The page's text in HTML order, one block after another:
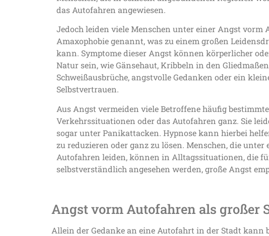
das Autofahren angewiesen.
Jedoch leiden viele Menschen unter einer Angst vorm
Amaxophobie genannt, was zu einem großen
kann. Symptome dieser Angst können körperlicher
Natur sein, wie Gänsehaut, Kribbeln in den
Schweißausbrüche, angstvolle Gedanken oder ein
Selbstvertrauen.
Aus Angst vermeiden viele Betroffene häufig bestimmte
Verkehrssituationen oder das Autofahren ganz. Sie
sogar unter Panikattacken. Hypnose kann hierbei
zu reduzieren oder ganz zu lösen. Menschen, die
Autofahren leiden, können in Alltagssituationen, die
selbstverständlich angesehen werden, große Angst
Angst vorm Autofahren als großer
Allein der Gedanke an eine Autofahrt in der Stadt kann